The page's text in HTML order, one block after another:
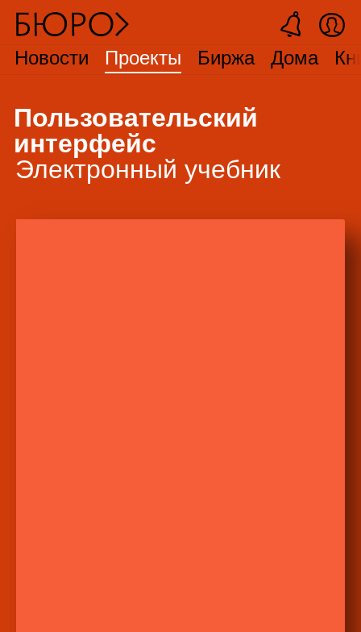
Новости Проекты Биржа Дома
Пользовательский
интерфейс
Электронный учебник